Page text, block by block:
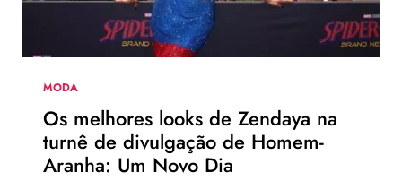
JOGADOR
DA
NBA
MODA
Os melhores looks de Zendaya na
turnê de divulgação de Homem-
Aranha: Um Novo Dia